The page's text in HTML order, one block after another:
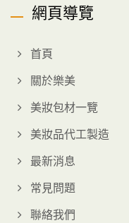
網頁導覽
首頁
關於樂美
美妝包材一覽
美妝品代工製造
最新消息
常見問題
聯絡我們